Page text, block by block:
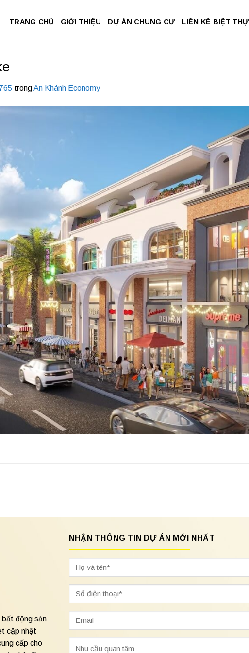
TRANG CHỦ GIỚI THIỆU DỰ ÁN CHUNG CƯ LIỀN KỀ BIỆT THỰ
trongAn Khánh Economy
bất động sản
cập nhật
cấp cho
NHẬN THÔNG TIN DỰ ÁN MỚI NHẤT